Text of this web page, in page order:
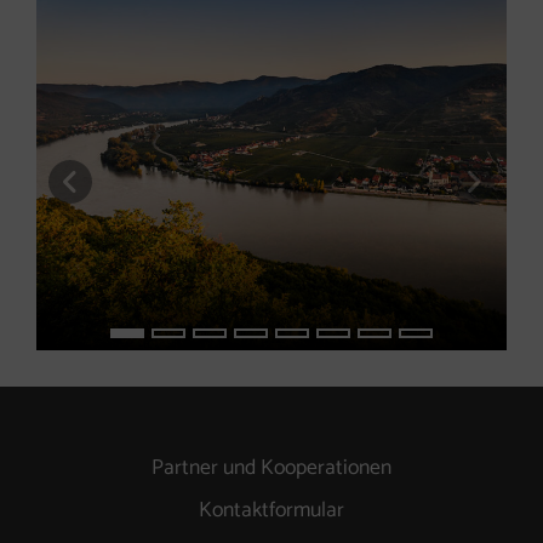
vorheriges Element
Partner und Kooperationen
Kontaktformular